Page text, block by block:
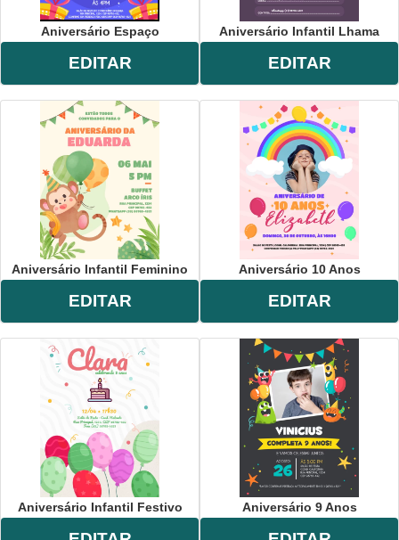
Aniversário Espaço
EDITAR
Aniversário Infantil Lhama
EDITAR
Aniversário Infantil Feminino
EDITAR
Aniversário 10 Anos
EDITAR
Aniversário Infantil Festivo Aniversário 9 Anos